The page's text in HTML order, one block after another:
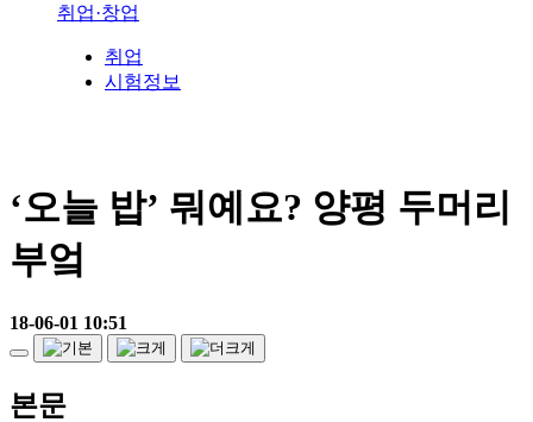
취업·창업
취업
시험정보
‘오늘 밥’ 뭐예요? 양평 두머리
부엌
18-06-01 10:51
본문